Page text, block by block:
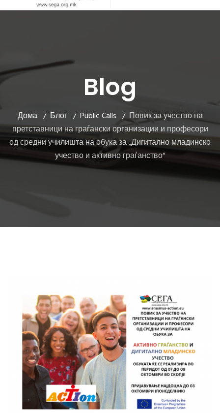
Blog
Дома Блог Public Calls
Повик за учество на
претставници на граѓански организации и професори
од средни училишта на обука за „Дигитално младинско
учество и активно граѓанство“